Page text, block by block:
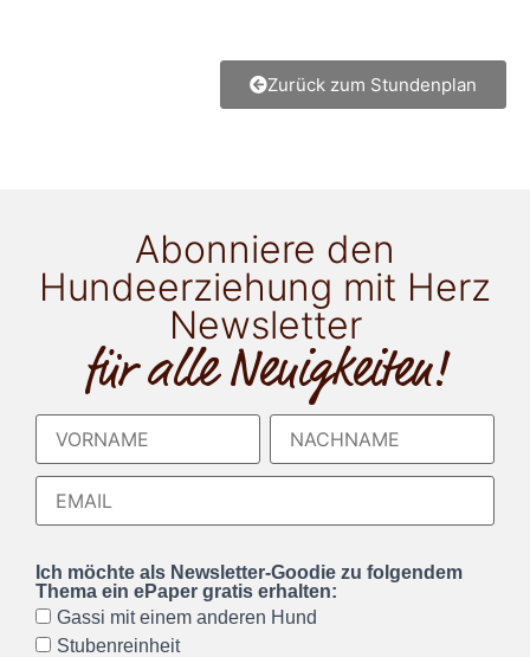
Zurück zum Stundenplan
Abonniere den
Hundeerziehung mit Herz
Newsletter
für alle Neuigkeiten!
Ich möchte als Newsletter-Goodie zu folgendem
Thema ein ePaper gratis erhalten:
Gassi mit einem anderen Hund
Stubenreinheit